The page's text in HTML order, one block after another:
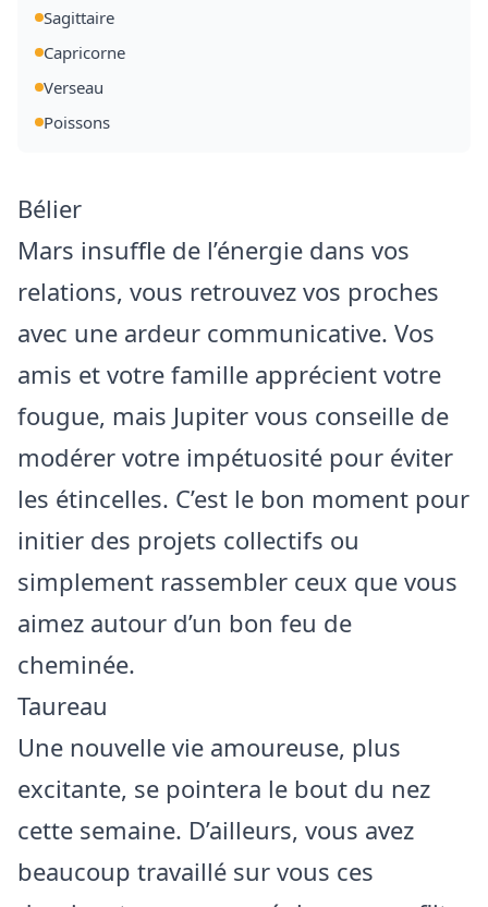
Sagittaire
Capricorne
Verseau
Poissons
Bélier
Mars insuffle de l’énergie dans vos
relations, vous retrouvez vos proches
avec une ardeur communicative. Vos
amis et votre famille apprécient votre
fougue, mais Jupiter vous conseille de
modérer votre impétuosité pour éviter
les étincelles. C’est le bon moment pour
initier des projets collectifs ou
simplement rassembler ceux que vous
aimez autour d’un bon feu de
cheminée.
Taureau
Une nouvelle vie amoureuse, plus
excitante, se pointera le bout du nez
cette semaine. D’ailleurs, vous avez
beaucoup travaillé sur vous ces